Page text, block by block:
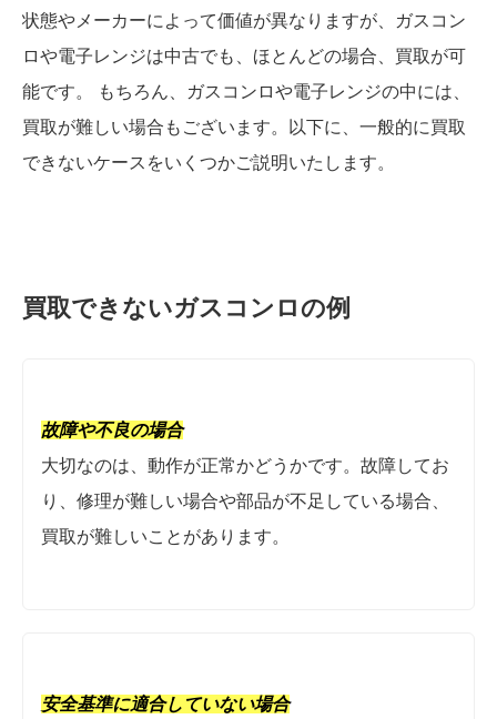
状態やメーカーによって価値が異なりますが、ガスコン
ロや電子レンジは中古でも、ほとんどの場合、買取が可
能です。 もちろん、ガスコンロや電子レンジの中には、
買取が難しい場合もございます。以下に、一般的に買取
できないケースをいくつかご説明いたします。
買取できないガスコンロの例
故障や不良の場合
大切なのは、動作が正常かどうかです。故障してお
り、修理が難しい場合や部品が不足している場合、
買取が難しいことがあります。
安全基準に適合していない場合